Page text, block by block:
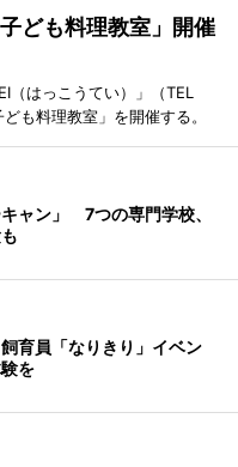
ども料理教室」開催
（はっこうてい）」（TEL
も料理教室」を開催する。
ャン」 7つの専門学校、
育員「なりきり」イベン
を